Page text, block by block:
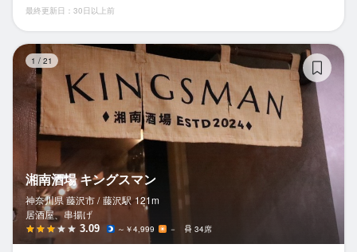
最終更新日：30日以上前
1 / 21
湘南酒場 キングスマン
神奈川県 藤沢市 / 藤沢駅 121m
居酒屋、串揚げ
3.09 ～￥4,999 － 34席